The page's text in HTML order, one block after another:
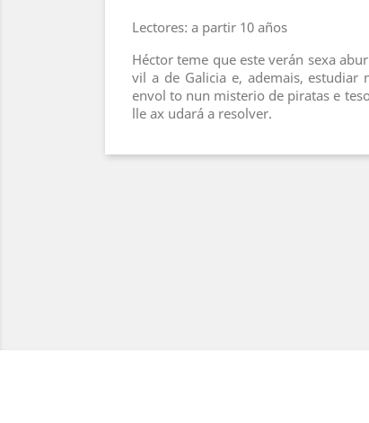
Lectores: a partir 10 años
Héctor teme que este verán sexa
vil a de Galicia e, ademais, estudiar
envol to nun misterio de piratas e
lle ax udará a resolver.